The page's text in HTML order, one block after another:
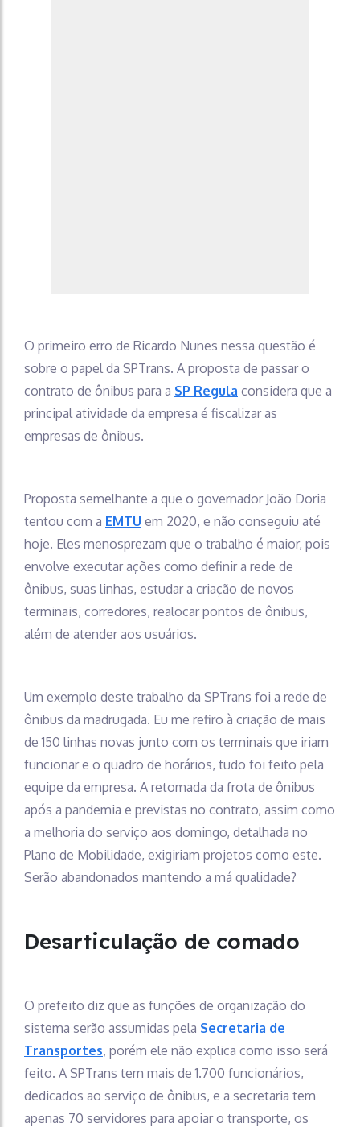
O primeiro erro de Ricardo Nunes nessa questão é
sobre o papel da SPTrans. A proposta de passar o
contrato de ônibus para a SP Regula considera que a
principal atividade da empresa é fiscalizar as
empresas de ônibus.
Proposta semelhante a que o governador João Doria
tentou com a EMTU em 2020, e não conseguiu até
hoje. Eles menosprezam que o trabalho é maior, pois
envolve executar ações como definir a rede de
ônibus, suas linhas, estudar a criação de novos
terminais, corredores, realocar pontos de ônibus,
além de atender aos usuários.
Um exemplo deste trabalho da SPTrans foi a rede de
ônibus da madrugada. Eu me refiro à criação de mais
de 150 linhas novas junto com os terminais que iriam
funcionar e o quadro de horários, tudo foi feito pela
equipe da empresa. A retomada da frota de ônibus
após a pandemia e previstas no contrato, assim como
a melhoria do serviço aos domingo, detalhada no
Plano de Mobilidade, exigiriam projetos como este.
Serão abandonados mantendo a má qualidade?
Desarticulação de comado
O prefeito diz que as funções de organização do
sistema serão assumidas pela Secretaria de
Transportes, porém ele não explica como isso será
feito. A SPTrans tem mais de 1.700 funcionários,
dedicados ao serviço de ônibus, e a secretaria tem
apenas 70 servidores para apoiar o transporte, os